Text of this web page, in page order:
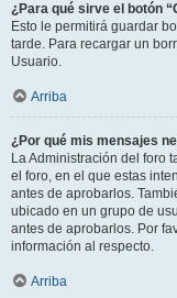
¿Para qué sirve el botón
Esto le permitirá guardar
tarde. Para recargar un
Usuario.
Arriba
¿Por qué mis mensajes
La Administración del foro
el foro, en el que estas
antes de aprobarlos.
ubicado en un grupo de
antes de aprobarlos. Por
información al respecto.
Arriba